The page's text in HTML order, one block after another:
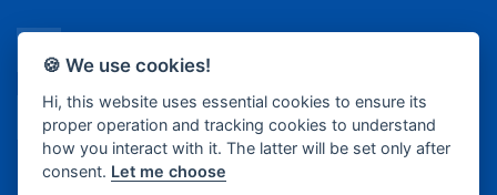
+420 737 218 679
info@bkopava.cz
www.bkopava.cz
🍪 We use cookies!
Hi, this website uses essential cookies to ensure its
proper operation and tracking cookies to understand
how you interact with it. The latter will be set only after
consent. Let me choose